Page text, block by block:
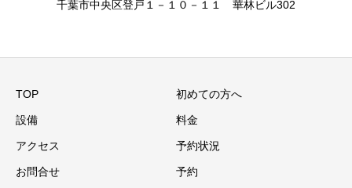
千葉市中央区登戸１－１０－１１ 華林ビル302
TOP 初めての方へ
設備 料金
アクセス 予約状況
お問合せ 予約